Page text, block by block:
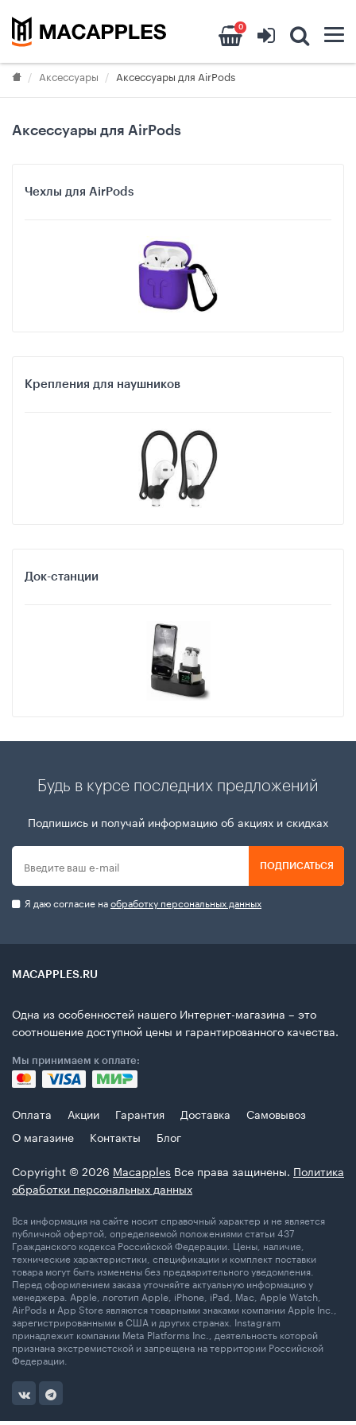
0
Аксессуары Аксессуары для AirPods
Аксессуары для AirPods
Чехлы для AirPods
Крепления для наушников
Док-станции
Будь в курсе последних предложений
Подпишись и получай информацию об акциях и скидках
ПОДПИСАТЬСЯ
Я даю согласие наобработку персональных данных
MACAPPLES.RU
Одна из особенностей нашего Интернет-магазина – это
соотношение доступной цены и гарантированного качества.
Мы принимаем к оплате:
Оплата Акции Гарантия Доставка
Самовывоз
О магазине
Контакты
Блог
Copyright © 2026 Macapples Все права защинены. Политика
обработки персональных данных
Вся информация на сайте носит справочный характер и не является
публичной офертой, определяемой положениями статьи 437
Гражданского кодекса Российской Федерации. Цены, наличие,
технические характеристики, спецификации и комплект поставки
товара могут быть изменены без предварительного уведомления.
Перед оформлением заказа уточняйте актуальную информацию у
менеджера. Apple, логотип Apple, iPhone, iPad, Mac, Apple Watch,
AirPods и App Store являются товарными знаками компании Apple Inc.,
зарегистрированными в США и других странах. Instagram
принадлежит компании Meta Platforms Inc., деятельность которой
признана экстремистской и запрещена на территории Российской
Федерации.